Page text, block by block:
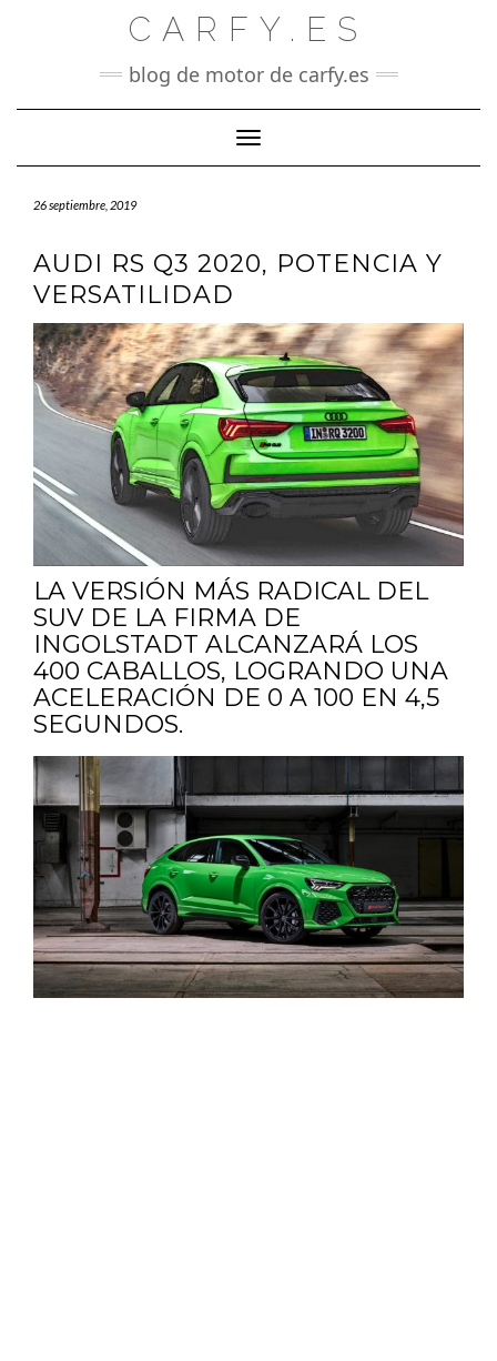
CARFY.ES
blog de motor de carfy.es
Cambiar modo de navegación
26 septiembre, 2019
AUDI RS Q3 2020, POTENCIA Y
VERSATILIDAD
LA VERSIÓN MÁS RADICAL DEL
SUV DE LA FIRMA DE
INGOLSTADT ALCANZARÁ LOS
400 CABALLOS, LOGRANDO UNA
ACELERACIÓN DE 0 A 100 EN 4,5
SEGUNDOS.